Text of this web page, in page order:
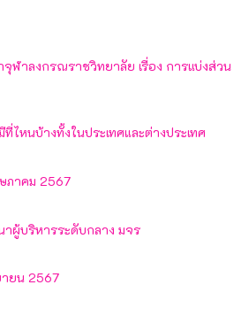
ฬาลงกรณราชวิทยาลัย เรื่อง การแบ่งส่วน
ไหนบ้างทั้งในประเทศและต่างประเทศ
ภาคม 2567
ผู้บริหารระดับกลาง มจร
ายน 2567